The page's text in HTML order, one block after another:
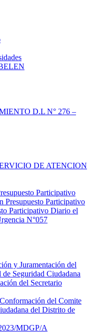
D.L N° 276 –
DE ATENCION
Participativo
Presupuesto Participativo
Participativo Diario el
N°057
y Juramentación del
Seguridad Ciudadana
del Secretario
del Comite
del Distrito de
MDGP/A